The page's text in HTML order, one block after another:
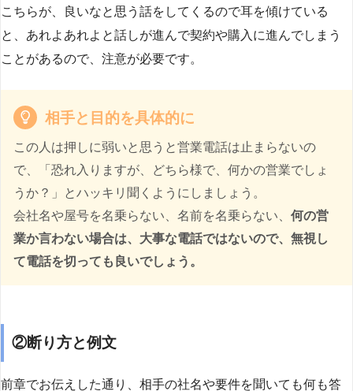
こちらが、良いなと思う話をしてくるので耳を傾けている
と、あれよあれよと話しが進んで契約や購入に進んでしまう
ことがあるので、注意が必要です。
相手と目的を具体的に
この人は押しに弱いと思うと営業電話は止まらないの
で、「恐れ入りますが、どちら様で、何かの営業でしょ
うか？」とハッキリ聞くようにしましょう。
会社名や屋号を名乗らない、名前を名乗らない、 何の営
業か言わない場合は、大事な電話ではないので、無視し
て電話を切っても良いでしょう。
②断り方と例文
前章でお伝えした通り、相手の社名や要件を聞いても何も答